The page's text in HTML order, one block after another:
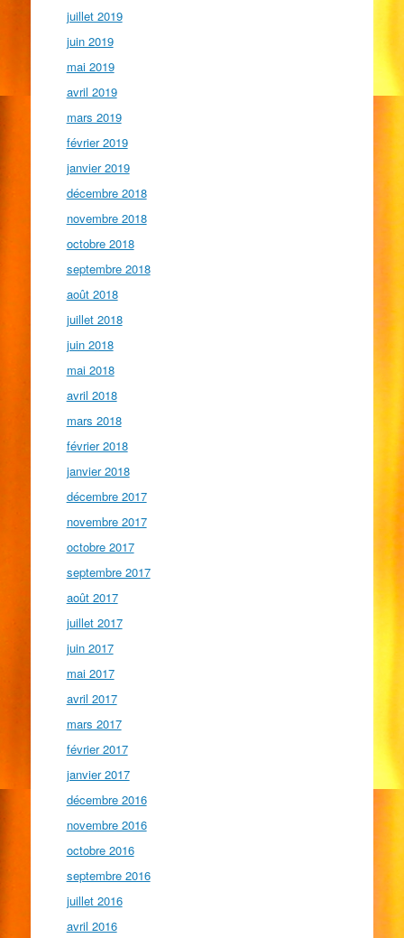
juillet 2019
juin 2019
mai 2019
avril 2019
mars 2019
février 2019
janvier 2019
décembre 2018
novembre 2018
octobre 2018
septembre 2018
août 2018
juillet 2018
juin 2018
mai 2018
avril 2018
mars 2018
février 2018
janvier 2018
décembre 2017
novembre 2017
octobre 2017
septembre 2017
août 2017
juillet 2017
juin 2017
mai 2017
avril 2017
mars 2017
février 2017
janvier 2017
décembre 2016
novembre 2016
octobre 2016
septembre 2016
juillet 2016
avril 2016